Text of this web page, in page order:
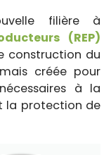
filière à
(REP)
construction du
créée pour
à la
la protection de